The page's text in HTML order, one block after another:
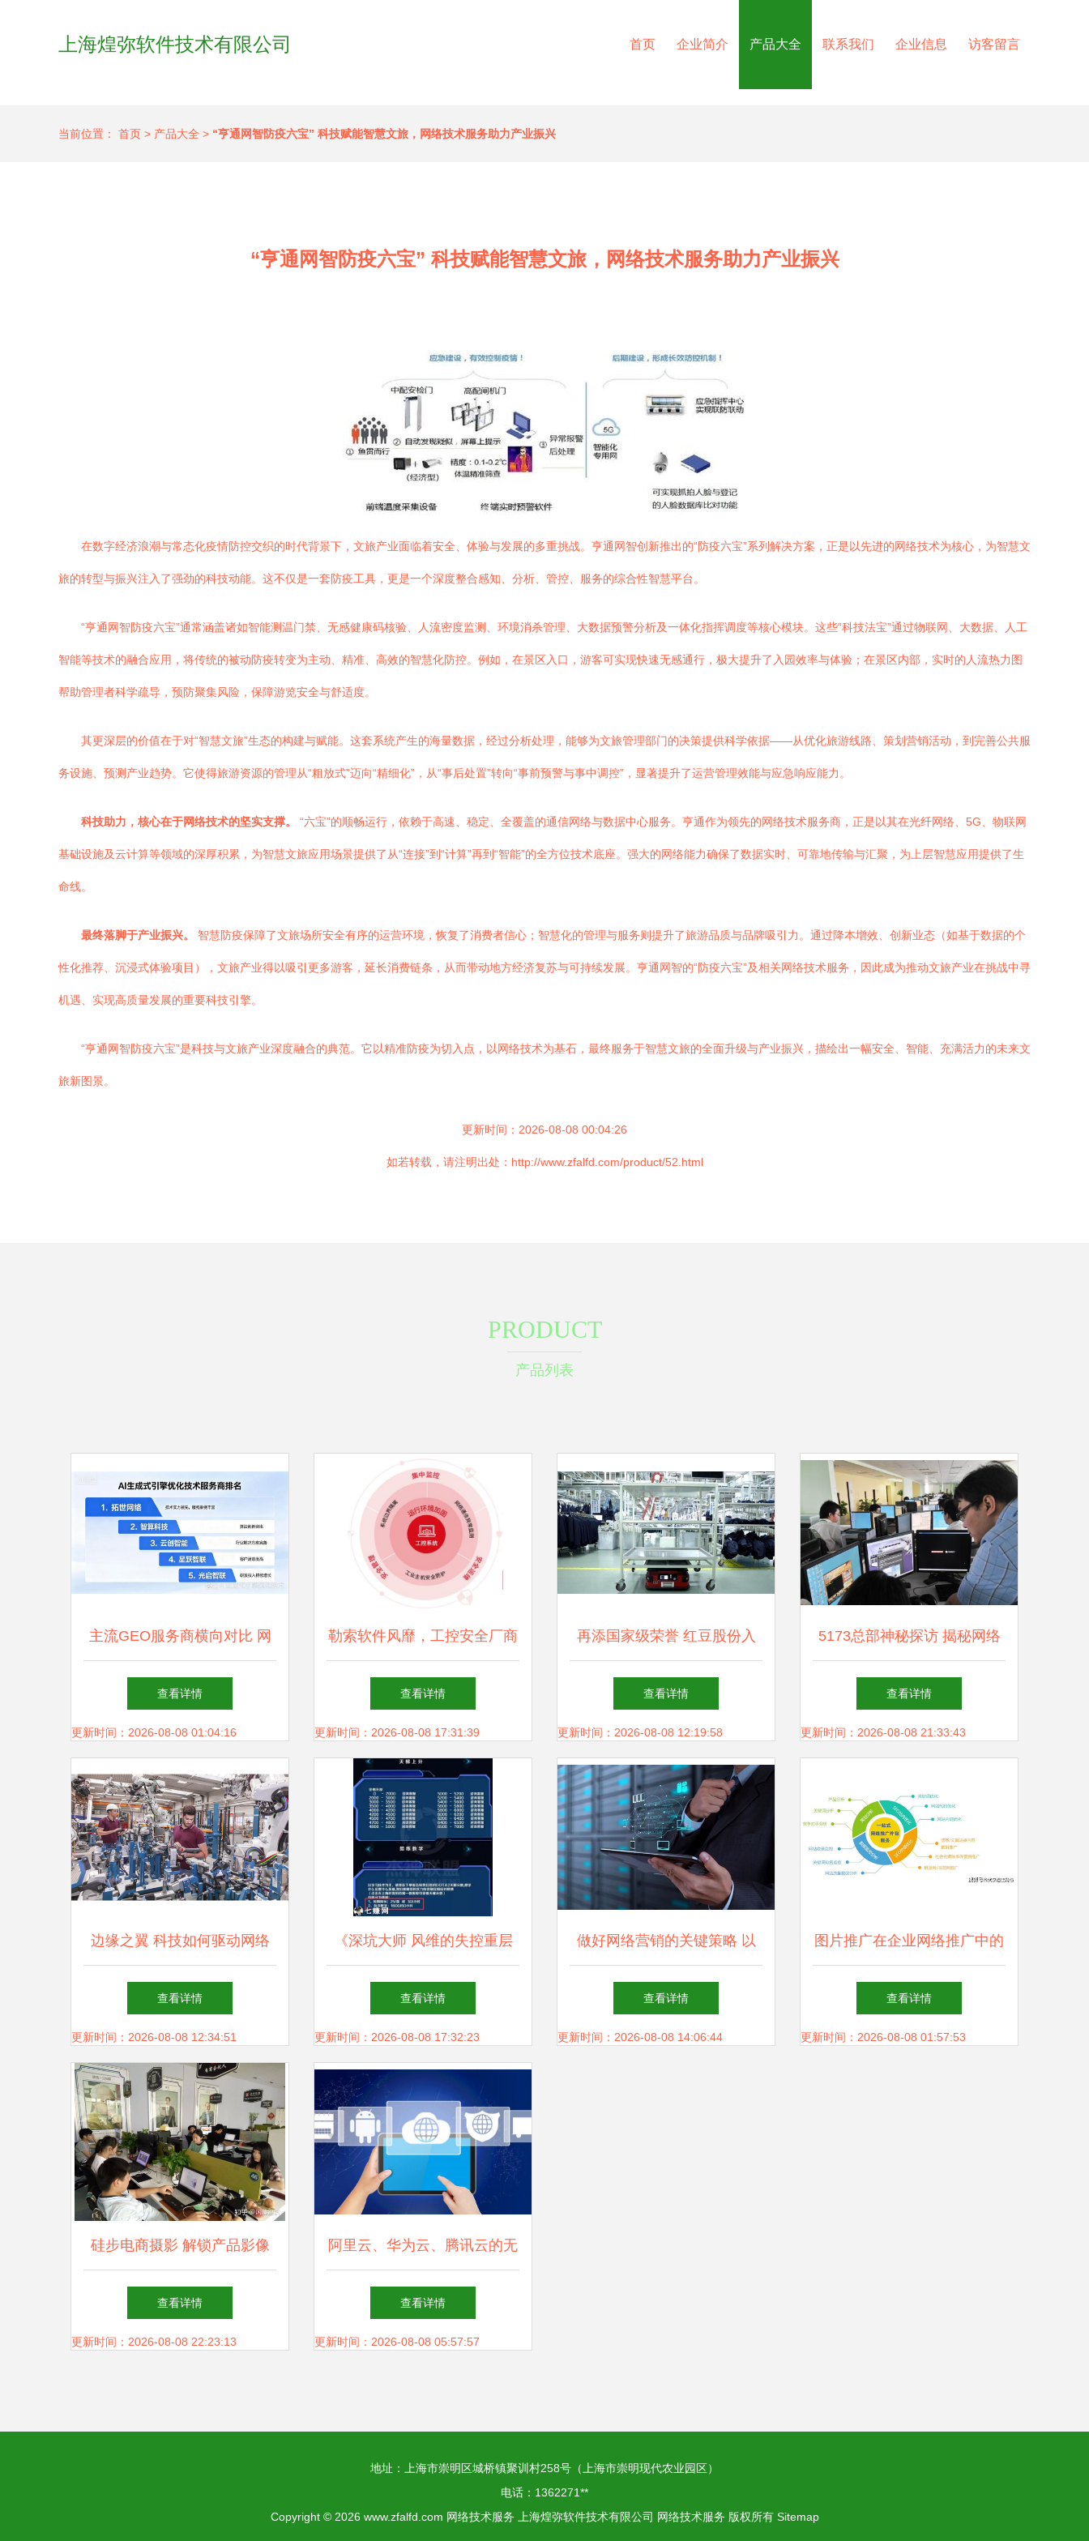
上海煌弥软件技术有限公司 首页 企业简介 产品大全 联系我们 企业信息 访客留言
当前位置： 首页 > 产品大全 > “亨通网智防疫六宝” 科技赋能智慧文旅，网络技术服务助力产业振兴
“亨通网智防疫六宝” 科技赋能智慧文旅，网络技术服务助力产业振兴
在数字经济浪潮与常态化疫情防控交织的时代背景下，文旅产业面临着安全、体验与发展的多重挑战。亨通网智创新推出的“防疫六宝”系列解决方案，正是以先进的网络技术为核心，为智慧文
旅的转型与振兴注入了强劲的科技动能。这不仅是一套防疫工具，更是一个深度整合感知、分析、管控、服务的综合性智慧平台。
“亨通网智防疫六宝”通常涵盖诸如智能测温门禁、无感健康码核验、人流密度监测、环境消杀管理、大数据预警分析及一体化指挥调度等核心模块。这些“科技法宝”通过物联网、大数据、人工
智能等技术的融合应用，将传统的被动防疫转变为主动、精准、高效的智慧化防控。例如，在景区入口，游客可实现快速无感通行，极大提升了入园效率与体验；在景区内部，实时的人流热力图
帮助管理者科学疏导，预防聚集风险，保障游览安全与舒适度。
其更深层的价值在于对“智慧文旅”生态的构建与赋能。这套系统产生的海量数据，经过分析处理，能够为文旅管理部门的决策提供科学依据——从优化旅游线路、策划营销活动，到完善公共服
务设施、预测产业趋势。它使得旅游资源的管理从“粗放式”迈向“精细化”，从“事后处置”转向“事前预警与事中调控”，显著提升了运营管理效能与应急响应能力。
科技助力，核心在于网络技术的坚实支撑。 “六宝”的顺畅运行，依赖于高速、稳定、全覆盖的通信网络与数据中心服务。亨通作为领先的网络技术服务商，正是以其在光纤网络、5G、物联网
基础设施及云计算等领域的深厚积累，为智慧文旅应用场景提供了从“连接”到“计算”再到“智能”的全方位技术底座。强大的网络能力确保了数据实时、可靠地传输与汇聚，为上层智慧应用提供了生
命线。
最终落脚于产业振兴。 智慧防疫保障了文旅场所安全有序的运营环境，恢复了消费者信心；智慧化的管理与服务则提升了旅游品质与品牌吸引力。通过降本增效、创新业态（如基于数据的个
性化推荐、沉浸式体验项目），文旅产业得以吸引更多游客，延长消费链条，从而带动地方经济复苏与可持续发展。亨通网智的“防疫六宝”及相关网络技术服务，因此成为推动文旅产业在挑战中寻
机遇、实现高质量发展的重要科技引擎。
“亨通网智防疫六宝”是科技与文旅产业深度融合的典范。它以精准防疫为切入点，以网络技术为基石，最终服务于智慧文旅的全面升级与产业振兴，描绘出一幅安全、智能、充满活力的未来文
旅新图景。
更新时间：2026-08-08 00:04:26
如若转载，请注明出处：http://www.zfalfd.com/product/52.html
PRODUCT
产品列表
主流GEO服务商横向对比 网
络技术服务新格局
查看详情
更新时间：2026-08-08 01:04:16
勒索软件风靡，工控安全厂商
们可否乘风破浪？
查看详情
更新时间：2026-08-08 17:31:39
再添国家级荣誉 红豆股份入
选国家级5G工厂名单，引领
智能制造新篇章
查看详情
更新时间：2026-08-08 12:19:58
5173总部神秘探访 揭秘网络
游戏产业背后的技术服务力量
查看详情
更新时间：2026-08-08 21:33:43
边缘之翼 科技如何驱动网络
技术服务重塑机器人AI
查看详情
更新时间：2026-08-08 12:34:51
《深坑大师 风维的失控重层
进化塔技规——一款苹果另类
策略手游的挑战结构与网络优
化筑》给安卓、iOS服务式铁
钳打法整全技术参阅
查看详情
更新时间：2026-08-08 17:32:23
做好网络营销的关键策略 以
帝佑科技为例
查看详情
更新时间：2026-08-08 14:06:44
图片推广在企业网络推广中的
核心地位
查看详情
更新时间：2026-08-08 01:57:53
硅步电商摄影 解锁产品影像
生命力，始于光影中构筑商业
新维度
查看详情
更新时间：2026-08-08 22:23:13
阿里云、华为云、腾讯云的无
声战争 技术博弈与网络交锋
查看详情
更新时间：2026-08-08 05:57:57
地址：上海市崇明区城桥镇聚训村258号（上海市崇明现代农业园区）
电话：1362271**
Copyright © 2026 www.zfalfd.com 网络技术服务 上海煌弥软件技术有限公司 网络技术服务 版权所有 Sitemap